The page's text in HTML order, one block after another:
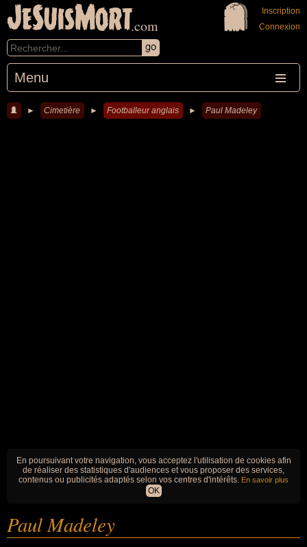
JeSuisMort.com
Menu
Inscription
Connexion
► Cimetière ► Footballeur anglais ► Paul Madeley
En poursuivant votre navigation, vous acceptez l'utilisation de cookies afin
de réaliser des statistiques d'audiences et vous proposer des services,
contenus ou publicités adaptés selon vos centres d'intérêts. En savoir plus
OK
Paul Madeley